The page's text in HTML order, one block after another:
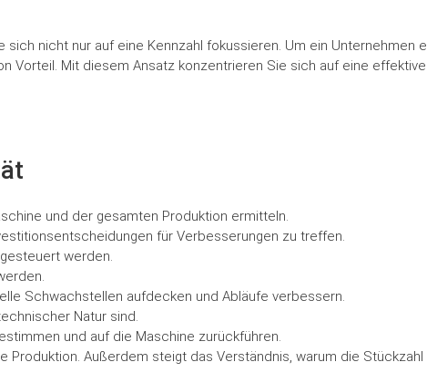
sich nicht nur auf eine Kennzahl fokussieren. Um ein Unternehmen
Vorteil. Mit diesem Ansatz konzentrieren Sie sich auf eine
und der gesamten Produktion ermitteln.
für Verbesserungen zu treffen.
werden.
Schwachstellen aufdecken und Abläufe verbessern.
Natur sind.
und auf die Maschine zurückführen.
Produktion. Außerdem steigt das Verständnis, warum die